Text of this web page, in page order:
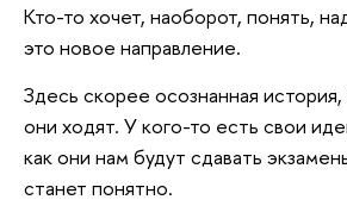
Кто-то хочет, наоборот, понять,
это новое направление.
Здесь скорее осознанная история,
они ходят. У кого-то есть свои
как они нам будут сдавать
станет понятно.